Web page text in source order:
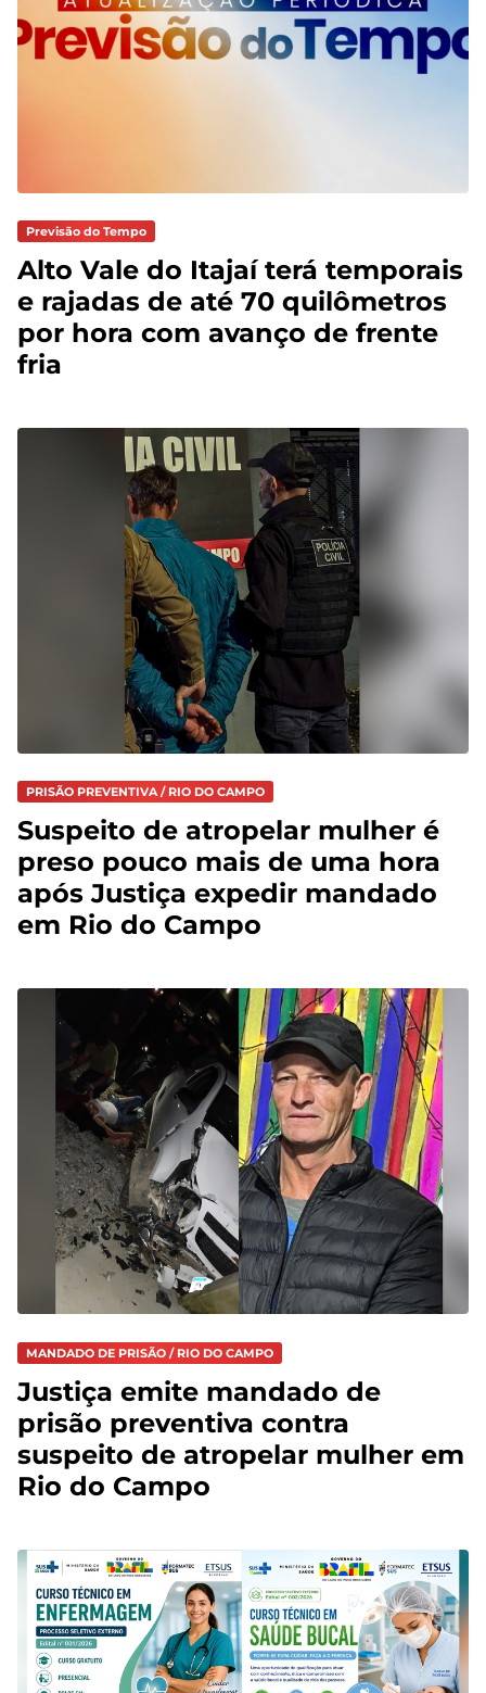
Previsão do Tempo
Alto Vale do Itajaí terá temporais
e rajadas de até 70 quilômetros
por hora com avanço de frente
fria
PRISÃO PREVENTIVA / RIO DO CAMPO
Suspeito de atropelar mulher é
preso pouco mais de uma hora
após Justiça expedir mandado
em Rio do Campo
MANDADO DE PRISÃO / RIO DO CAMPO
Justiça emite mandado de
prisão preventiva contra
suspeito de atropelar mulher em
Rio do Campo